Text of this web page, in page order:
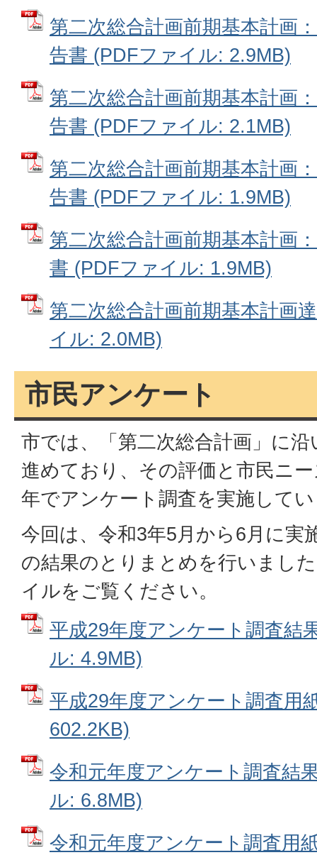
第二次総合計画前期基本計画
告書 (PDFファイル: 2.9MB)
第二次総合計画前期基本計画
告書 (PDFファイル: 2.1MB)
第二次総合計画前期基本計画
告書 (PDFファイル: 1.9MB)
第二次総合計画前期基本計画
書 (PDFファイル: 1.9MB)
第二次総合計画前期基本計画
イル: 2.0MB)
市民アンケート
市では、「第二次総合計画」に
進めており、その評価と市民ニ
年でアンケート調査を実施して
今回は、令和3年5月から6月に実
の結果のとりまとめを行いまし
イルをご覧ください。
平成29年度アンケート調査結
ル: 4.9MB)
平成29年度アンケート調査用
602.2KB)
令和元年度アンケート調査結
ル: 6.8MB)
令和元年度アンケート調査用